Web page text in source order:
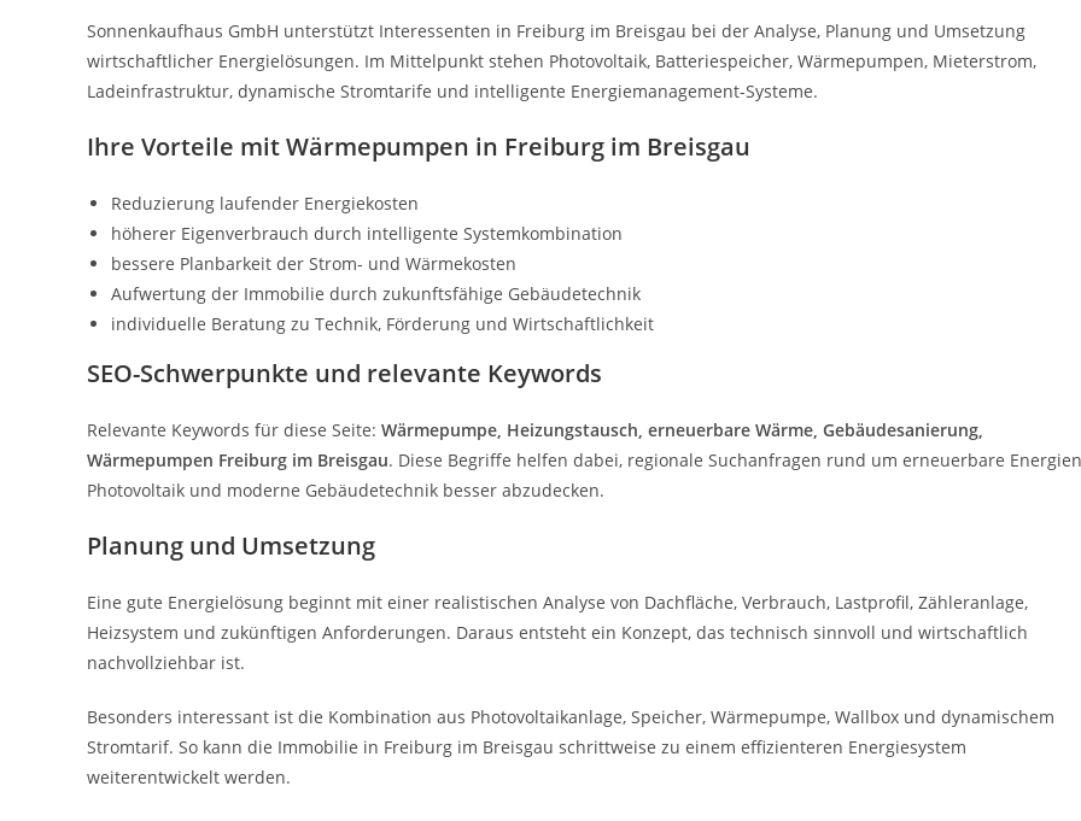
Sonnenkaufhaus GmbH unterstützt Interessenten in Freiburg im Breisgau bei der Analyse, Planung und Umsetzung
wirtschaftlicher Energielösungen. Im Mittelpunkt stehen Photovoltaik, Batteriespeicher, Wärmepumpen, Mieterstrom,
Ladeinfrastruktur, dynamische Stromtarife und intelligente Energiemanagement-Systeme.
Ihre Vorteile mit Wärmepumpen in Freiburg im Breisgau
Reduzierung laufender Energiekosten
höherer Eigenverbrauch durch intelligente Systemkombination
bessere Planbarkeit der Strom- und Wärmekosten
Aufwertung der Immobilie durch zukunftsfähige Gebäudetechnik
individuelle Beratung zu Technik, Förderung und Wirtschaftlichkeit
SEO-Schwerpunkte und relevante Keywords
Relevante Keywords für diese Seite: Wärmepumpe, Heizungstausch, erneuerbare Wärme, Gebäudesanierung,
Wärmepumpen Freiburg im Breisgau. Diese Begriffe helfen dabei, regionale Suchanfragen rund um erneuerbare
Photovoltaik und moderne Gebäudetechnik besser abzudecken.
Planung und Umsetzung
Eine gute Energielösung beginnt mit einer realistischen Analyse von Dachfläche, Verbrauch, Lastprofil, Zähleranlage,
Heizsystem und zukünftigen Anforderungen. Daraus entsteht ein Konzept, das technisch sinnvoll und wirtschaftlich
nachvollziehbar ist.
Besonders interessant ist die Kombination aus Photovoltaikanlage, Speicher, Wärmepumpe, Wallbox und dynamischem
Stromtarif. So kann die Immobilie in Freiburg im Breisgau schrittweise zu einem effizienteren Energiesystem
weiterentwickelt werden.